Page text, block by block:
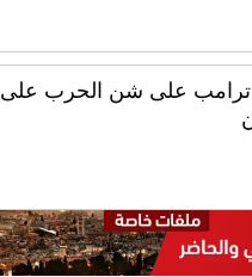
ترامب على شن الحرب على